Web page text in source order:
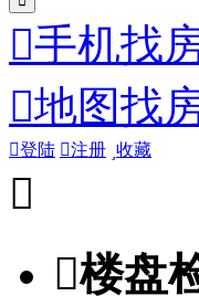
手机找
地图找
登陆 注册 收藏

楼盘